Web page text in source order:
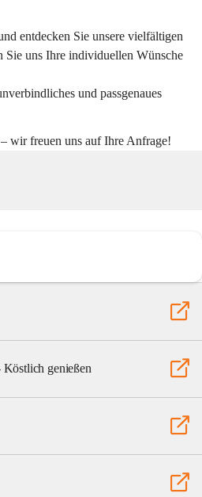
entdecken Sie unsere vielfältigen
Sie uns Ihre individuellen Wünsche
und passgenaues
wir freuen uns auf Ihre Anfrage!
genießen